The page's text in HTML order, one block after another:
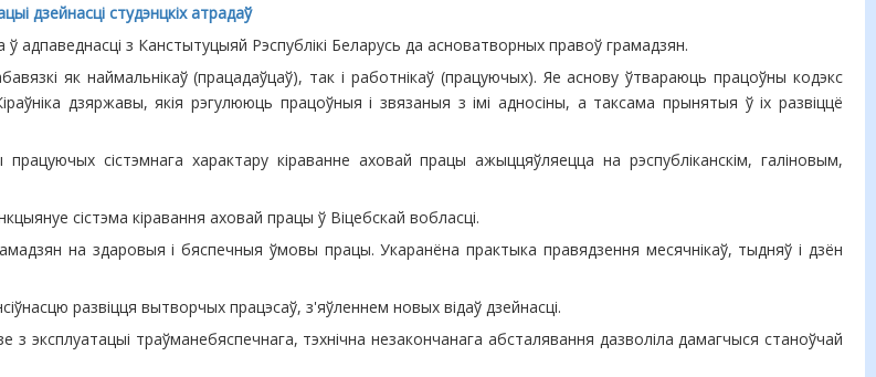
дзейнасці студэнцкіх атрадаў
з Канстытуцыяй Рэспублікі Беларусь да асноватворных правоў грамадзян.
як наймальнікаў (працадаўцаў), так і работнікаў (працуючых). Яе аснову ўтвараюць працоўны кодэкс
дзяржавы, якія рэгулююць працоўныя і звязаныя з імі адносіны, а таксама прынятыя ў іх развіццё
сістэмнага характару кіраванне аховай працы ажыццяўляецца на рэспубліканскім, галіновым,
сістэма кіравання аховай працы ў Віцебскай вобласці.
на здаровыя і бяспечныя ўмовы працы. Укаранёна практыка правядзення месячнікаў, тыдняў і дзён
развіцця вытворчых працэсаў, з'яўленнем новых відаў дзейнасці.
эксплуатацыі траўманебяспечнага, тэхнічна незакончанага абсталявання дазволіла дамагчыся станоўчай